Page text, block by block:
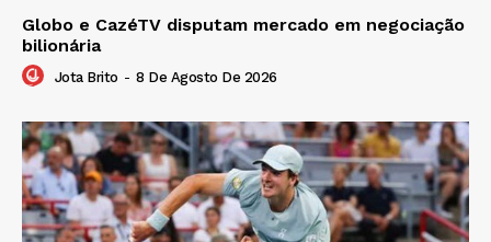
Globo e CazéTV disputam mercado em negociação
bilionária
Jota Brito - 8 De Agosto De 2026